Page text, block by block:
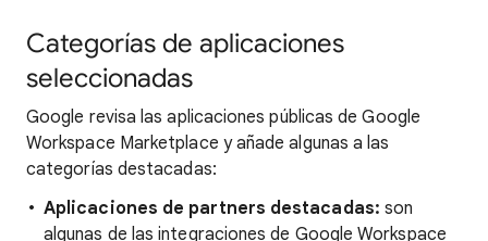
Categorías de aplicaciones
seleccionadas
Google revisa las aplicaciones públicas de Google
Workspace Marketplace y añade algunas a las
categorías destacadas:
Aplicaciones de partners destacadas: son
algunas de las integraciones de Google Workspace